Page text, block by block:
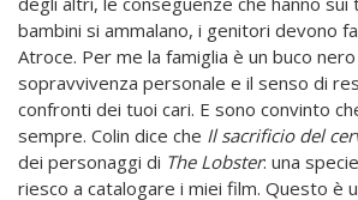
bambini si ammalano, i genitori devono
Atroce. Per me la famiglia è un buco
sopravvivenza personale e il senso di
confronti dei tuoi cari. E sono convinto
sempre. Colin dice che Il sacrificio del
dei personaggi di The Lobster: una
riesco a catalogare i miei film. Questo è